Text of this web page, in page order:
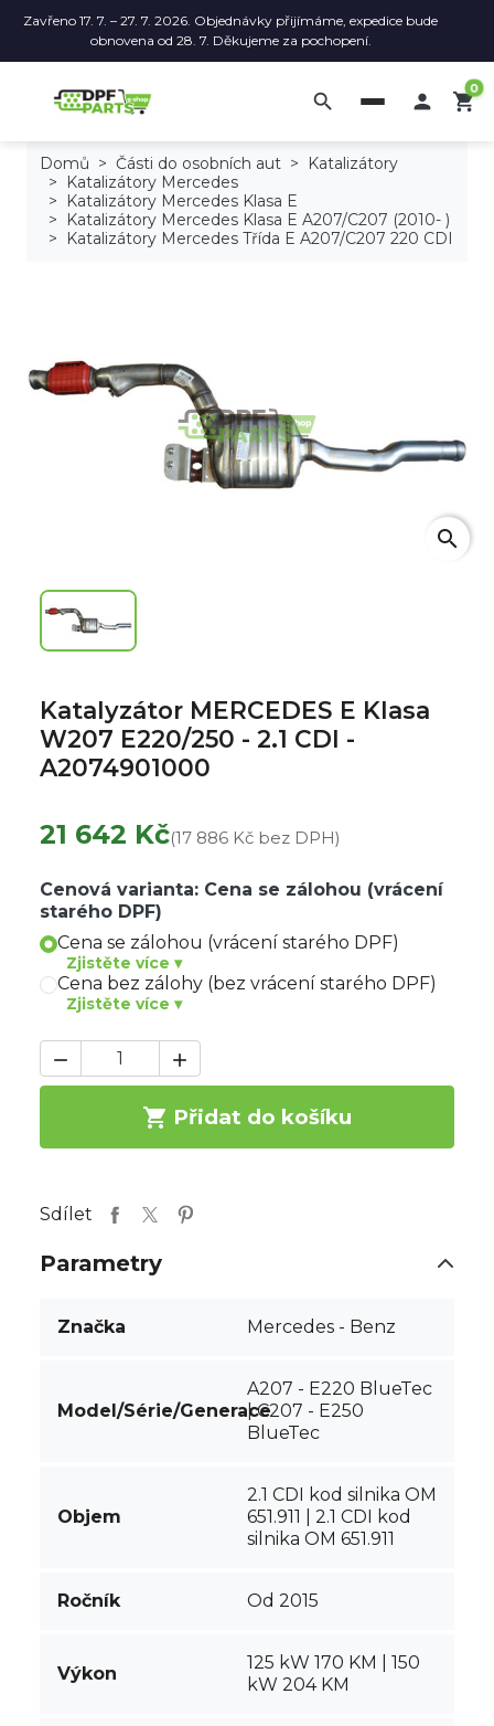
Zavřeno 17. 7. – 27. 7. 2026. Objednávky přijímáme, expedice bude
obnovena od 28. 7. Děkujeme za pochopení.
search  shopping_cart
0
Domů Části do osobních aut
Katalizátory
Katalizátory Mercedes
Katalizátory Mercedes Klasa E
Katalizátory Mercedes Klasa E A207/C207 (2010- )
Katalizátory Mercedes Třída E A207/C207 220 CDI
search
Katalyzátor MERCEDES E Klasa
W207 E220/250 - 2.1 CDI -
A2074901000
21 642 Kč(17 886 Kč bez DPH)
Cenová varianta: Cena se zálohou (vrácení
starého DPF)
Cena se zálohou (vrácení starého DPF)
Zjistěte více ▾
Cena bez zálohy (bez vrácení starého DPF)
Zjistěte více ▾
 
 Přidat do košíku
Sdílet
Parametry
Značka Mercedes - Benz
Model/Série/Generace
A207 - E220 BlueTec
| C207 - E250
BlueTec
Objem
2.1 CDI kod silnika OM
651.911 | 2.1 CDI kod
silnika OM 651.911
Ročník Od 2015
Výkon
125 kW 170 KM | 150
kW 204 KM